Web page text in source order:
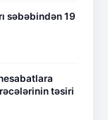
səbəbindən 19
təsiri